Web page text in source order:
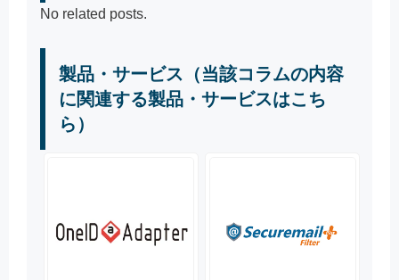
No related posts.
製品・サービス（当該コラムの内容
に関連する製品・サービスはこち
ら）